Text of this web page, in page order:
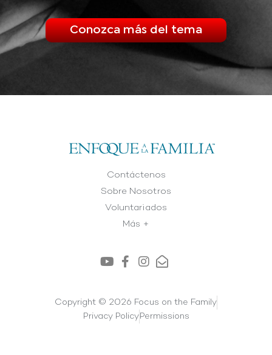
Conozca más del tema
Contáctenos
Sobre Nosotros
Voluntariados
Más +
Copyright © 2026 Focus on the Family
Privacy PolicyPermissions